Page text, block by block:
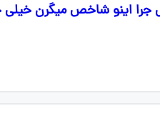
جرا اینو شاخص میگرن خیلی